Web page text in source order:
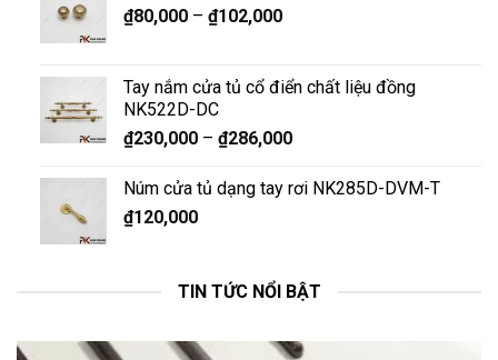
₫80,000– ₫102,000
Tay nắm cửa tủ cổ điển chất liệu đồng
NK522D-DC
₫230,000– ₫286,000
Núm cửa tủ dạng tay rơi NK285D-DVM-T
₫120,000
TIN TỨC NỔI BẬT